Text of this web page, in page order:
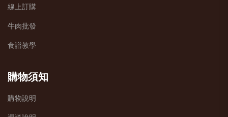
線上訂購
牛肉批發
食譜教學
購物須知
購物說明